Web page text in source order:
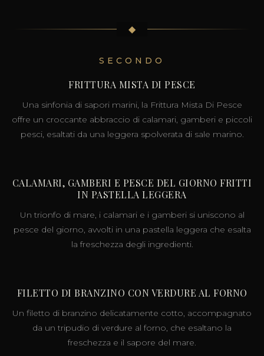
◆
SECONDO
FRITTURA MISTA DI PESCE
Una sinfonia di sapori marini, la Frittura Mista Di Pesce
offre un croccante abbraccio di calamari, gamberi e piccoli
pesci, esaltati da una leggera spolverata di sale marino.
CALAMARI, GAMBERI E PESCE DEL GIORNO FRITTI
IN PASTELLA LEGGERA
Un trionfo di mare, i calamari e i gamberi si uniscono al
pesce del giorno, avvolti in una pastella leggera che esalta
la freschezza degli ingredienti.
FILETTO DI BRANZINO CON VERDURE AL FORNO
Un filetto di branzino delicatamente cotto, accompagnato
da un tripudio di verdure al forno, che esaltano la
freschezza e il sapore del mare.